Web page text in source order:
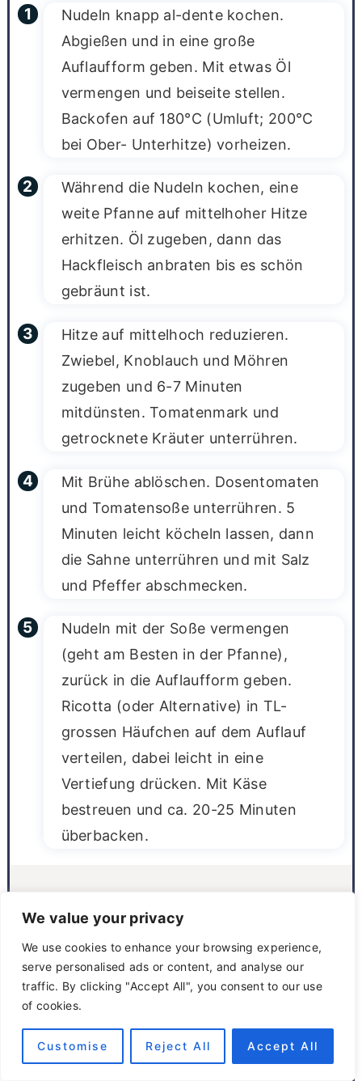
We value your privacy
We use cookies to enhance your browsing experience,
serve personalised ads or content, and analyse our
traffic. By clicking "Accept All", you consent to our use
of cookies.
Customise Reject All Accept All
Nudeln knapp al-dente kochen.
Abgießen und in eine große
Auflaufform geben. Mit etwas Öl
vermengen und beiseite stellen.
Backofen auf 180°C (Umluft; 200°C
bei Ober- Unterhitze) vorheizen.
Während die Nudeln kochen, eine
weite Pfanne auf mittelhoher Hitze
erhitzen. Öl zugeben, dann das
Hackfleisch anbraten bis es schön
gebräunt ist.
Hitze auf mittelhoch reduzieren.
Zwiebel, Knoblauch und Möhren
zugeben und 6-7 Minuten
mitdünsten. Tomatenmark und
getrocknete Kräuter unterrühren.
Mit Brühe ablöschen. Dosentomaten
und Tomatensoße unterrühren. 5
Minuten leicht köcheln lassen, dann
die Sahne unterrühren und mit Salz
und Pfeffer abschmecken.
Nudeln mit der Soße vermengen
(geht am Besten in der Pfanne),
zurück in die Auflaufform geben.
Ricotta (oder Alternative) in TL-
grossen Häufchen auf dem Auflauf
verteilen, dabei leicht in eine
Vertiefung drücken. Mit Käse
bestreuen und ca. 20-25 Minuten
überbacken.
Kochtips
Zutatentips: Nudeln
: Fusilli, Penne oder Rigatoni
nehmen die Soße gut auf.Öl: Oliven-, Raps-
oder Sonnenblumenöl zum Anbraten & für die
alles passt.Gemüse: Zwiebeln, Knoblauch &
Möhren für Geschmack & Konsistenz, alternativ